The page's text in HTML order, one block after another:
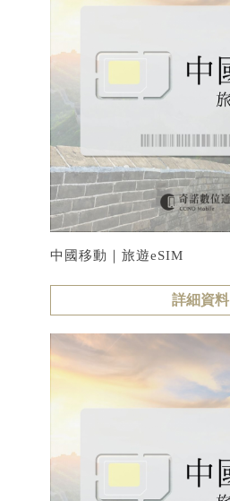
中國移動｜旅遊eSIM
詳細資料